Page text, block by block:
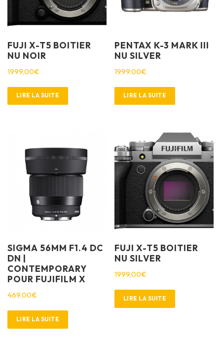
FUJI X-T5 BOITIER
NU NOIR
1999,00€
LIRE LA SUITE
PENTAX K-3 MARK III
NU SILVER
1999,00€
LIRE LA SUITE
SIGMA 56MM F1.4 DC
DN |
CONTEMPORARY
POUR FUJIFILM X
469,00€
LIRE LA SUITE
FUJI X-T5 BOITIER
NU SILVER
1999,00€
LIRE LA SUITE